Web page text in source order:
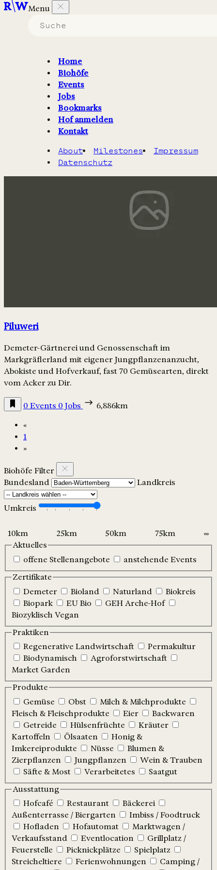
Menu
Home
Biohöfe
Events
Jobs
Bookmarks
Hof anmelden
Kontakt
About Milestones
Impressum
Datenschutz
Biohöfe in Baden-
anbieten.
Karte
Piluweri
Demeter-Gärtnerei und Genossenschaft im
Markgräflerland mit eigener Jungpflanzenanzucht,
Abokiste und Hofverkauf, fast 70 Gemüsearten, direkt
vom Acker zu Dir.
0 Events 0 Jobs 6,886km
«
1
»
Biohöfe Filter
Bundesland
Landkreis
Umkreis
Aktuelles
offene Stellenangebote
anstehende Events
Zertifikate
Demeter
Bioland Naturland
Biokreis
Biopark
EU Bio
GEH Arche-Hof
Biozyklisch Vegan
Praktiken
Regenerative Landwirtschaft
Permakultur
Biodynamisch
Agroforstwirtschaft
Market Garden
Produkte
Gemüse
Obst
Milch & Milchprodukte
Fleisch & Fleischprodukte
Eier
Backwaren
Getreide
Hülsenfrüchte
Kräuter
Kartoffeln
Ölsaaten
Honig &
Imkereiprodukte
Nüsse
Blumen &
Zierpflanzen
Jungpflanzen
Wein & Trauben
Säfte & Most
Verarbeitetes
Saatgut
Ausstattung
Hofcafé
Restaurant
Bäckerei
Außenterrasse / Biergarten
Imbiss / Foodtruck
Hofladen
Hofautomat
Marktwagen /
Verkaufsstand
Eventlocation
Grillplatz /
Feuerstelle
Picknickplätze
Spielplatz
Streicheltiere
Ferienwohnungen
Camping /